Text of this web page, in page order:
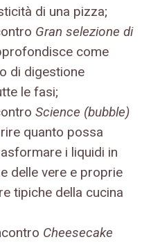
di una pizza;
Gran selezione di
come
di digestione
le fasi;
Science (bubble)
quanto possa
i liquidi in
delle vere e proprie
tipiche della cucina
Cheesecake